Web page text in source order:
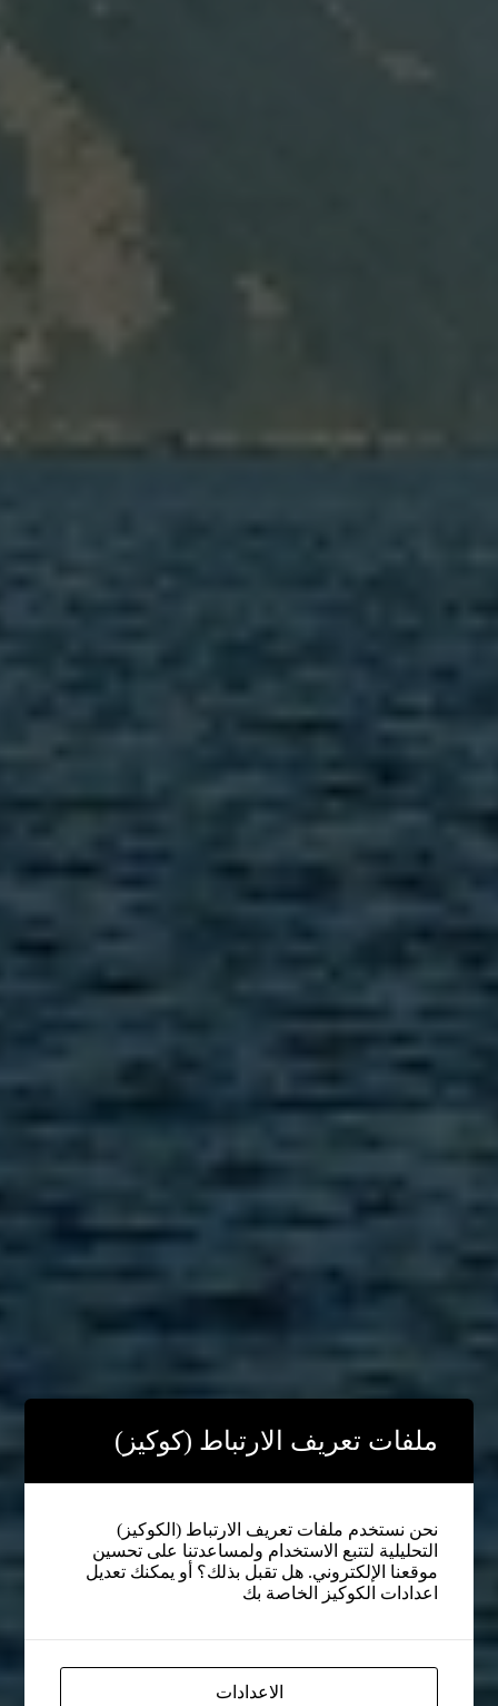
ملفات تعريف الارتباط (كوكيز)
نحن نستخدم ملفات تعريف الارتباط (الكوكيز)
التحليلية لتتبع الاستخدام ولمساعدتنا على تحسين
موقعنا الإلكتروني. هل تقبل بذلك؟ أو يمكنك تعديل
اعدادات الكوكيز الخاصة بك
الاعدادات